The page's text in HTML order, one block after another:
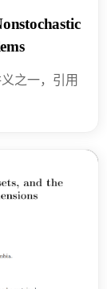
之一，引用